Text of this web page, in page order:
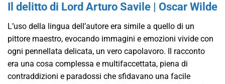
Il delitto di Lord Arturo Savile | Oscar Wilde
L’uso della lingua dell’autore era simile a quello di un
pittore maestro, evocando immagini e emozioni vivide con
ogni pennellata delicata, un vero capolavoro. Il racconto
era una cosa complessa e multifaccettata, piena di
contraddizioni e paradossi che sfidavano una facile